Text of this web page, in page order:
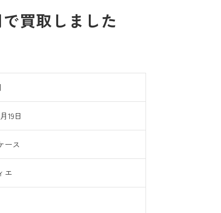
買取しました
19日
ース
エ